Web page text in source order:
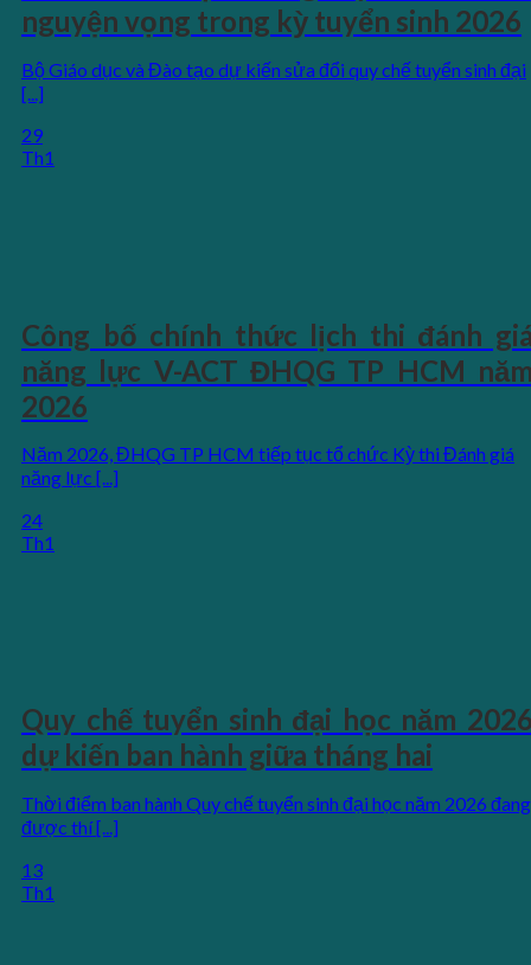
nguyện vọng trong kỳ tuyển sinh 2026
Bộ Giáo dục và Đào tạo dự kiến sửa đổi quy chế tuyển sinh đại
[...]
29
Th1
Công bố chính thức lịch thi đánh
năng lực V-ACT ĐHQG TP HCM
2026
Năm 2026, ĐHQG TP HCM tiếp tục tổ chức Kỳ thi Đánh giá
năng lực [...]
24
Th1
Quy chế tuyển sinh đại học năm
dự kiến ban hành giữa tháng hai
Thời điểm ban hành Quy chế tuyển sinh đại học năm 2026 đang
được thí [...]
13
Th1